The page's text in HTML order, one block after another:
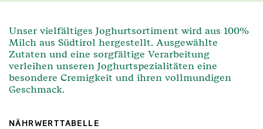
Unser vielfältiges Joghurtsortiment wird aus 100%
Milch aus Südtirol hergestellt. Ausgewählte
Zutaten und eine sorgfältige Verarbeitung
verleihen unseren Joghurtspezialitäten eine
besondere Cremigkeit und ihren vollmundigen
Geschmack.
NÄHRWERTTABELLE